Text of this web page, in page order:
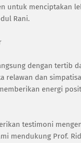
untuk menciptakan
Rani.
dengan tertib
relawan dan
energi
testimoni
mendukung Prof.